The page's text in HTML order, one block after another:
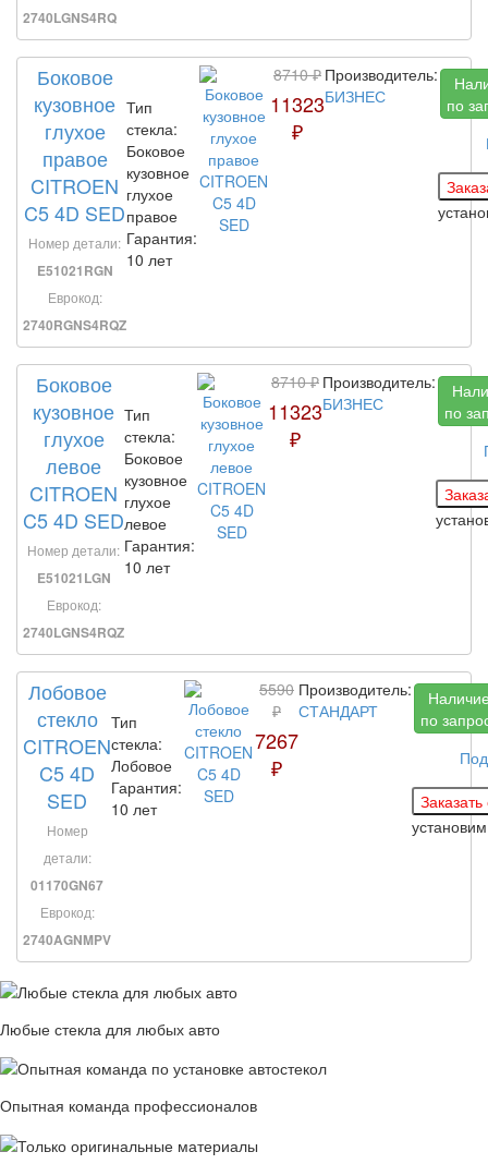
2740LGNS4RQ
Боковое
кузовное
глухое
правое
CITROEN
C5 4D SED
Номер детали:
E51021RGN
Еврокод:
2740RGNS4RQZ
Тип
стекла:
Боковое
кузовное
глухое
правое
Гарантия:
10 лет
8710 ₽
11323
₽
Производитель:
БИЗНЕС
по
Боковое
кузовное
глухое
левое
CITROEN
C5 4D SED
Номер детали:
E51021LGN
Еврокод:
2740LGNS4RQZ
Тип
стекла:
Боковое
кузовное
глухое
левое
Гарантия:
10 лет
8710 ₽
11323
₽
Производитель:
БИЗНЕС
по
Лобовое
стекло
CITROEN
C5 4D
SED
Номер
детали:
01170GN67
Еврокод:
2740AGNMPV
Тип
стекла:
Лобовое
Гарантия:
10 лет
5590
₽
7267
₽
Производитель:
СТАНДАРТ
по
Любые стекла для любых авто
Опытная команда профессионалов